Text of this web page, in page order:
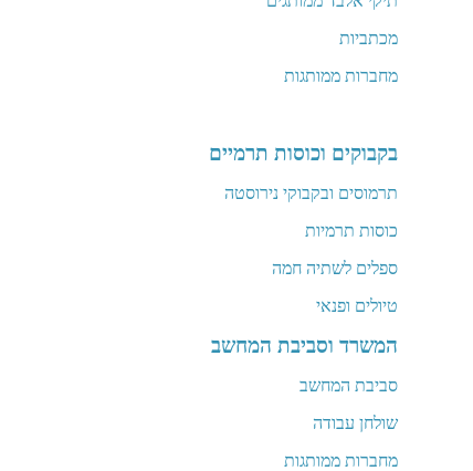
מכתביות
מחברות ממותגות
בקבוקים וכוסות תרמיים
תרמוסים ובקבוקי נירוסטה
כוסות תרמיות
ספלים לשתיה חמה
טיולים ופנאי
המשרד וסביבת המחשב
סביבת המחשב
שולחן עבודה
מחברות ממותגות